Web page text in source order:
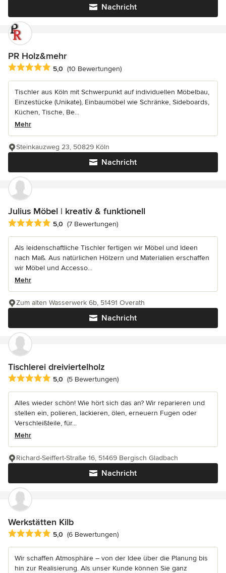
Nachricht
PR Holz&mehr
Durchschnittliche Bewertung: 5 von 5 Sternen
5,0 (10 Bewertungen)
Tischler aus Köln mit Schwerpunkt auf individuellen Möbelbau,
Einzestücke (Unikate), Einbaumöbel wie Schränke, Sideboards,
Küchen, Tische, Be...
Mehr
Nachricht
Steinkauzweg 23, 50829 Köln
Julius Möbel | kreativ & funktionell
Durchschnittliche Bewertung: 5 von 5 Sternen
5,0 (7 Bewertungen)
Als leidenschaftliche Tischler fertigen wir Möbel und Ideen
nach Maß. Aus natürlichen Hölzern und Materialien erschaffen
wir Möbel und Accesso...
Mehr
Nachricht
Zum alten Wasserwerk 6b, 51491 Overath
Tischlerei dreiviertelholz
Durchschnittliche Bewertung: 5 von 5 Sternen
5,0 (5 Bewertungen)
Alles wieder schön! Wie hört sich das an? Wir reparieren und
stellen ein, polieren, lackieren, ölen, erneuern Fugen oder
Verschleißteile, für...
Mehr
Nachricht
Richard-Seiffert-Straße 16, 51469 Bergisch Gladbach
Werkstätten Kilb
Durchschnittliche Bewertung: 5 von 5 Sternen
5,0 (6 Bewertungen)
Wir schaffen Atmosphäre – von der Idee über die Planung bis
hin zur Realisierung. Als unser Kunde können Sie ganz